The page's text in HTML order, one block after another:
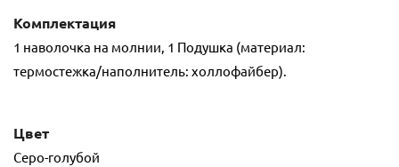
Комплектация
1 наволочка на молнии, 1 Подушка (материал:
термостежка/наполнитель: холлофайбер).
Цвет
Серо-голубой